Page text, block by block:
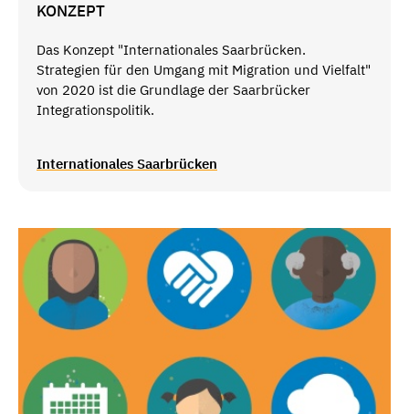
KONZEPT
Das Konzept "Internationales Saarbrücken.
Strategien für den Umgang mit Migration und Vielfalt"
von 2020 ist die Grundlage der Saarbrücker
Integrationspolitik.
Internationales Saarbrücken